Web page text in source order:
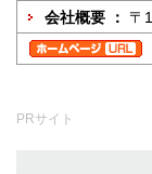
会社概要 ： 〒
PRサイト